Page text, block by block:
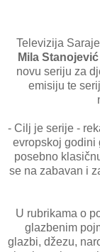
Televizija
Mila
novu seriju za
emisiju te
- Cilj je serije -
evropskoj godini
posebno
se na zabavan i
U rubrikama o
glazbenim
glazbi, džezu,